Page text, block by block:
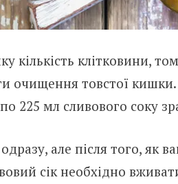
кількість клітковини,
очищення товстої
225 мл сливового соку
але після того, як
сік необхідно